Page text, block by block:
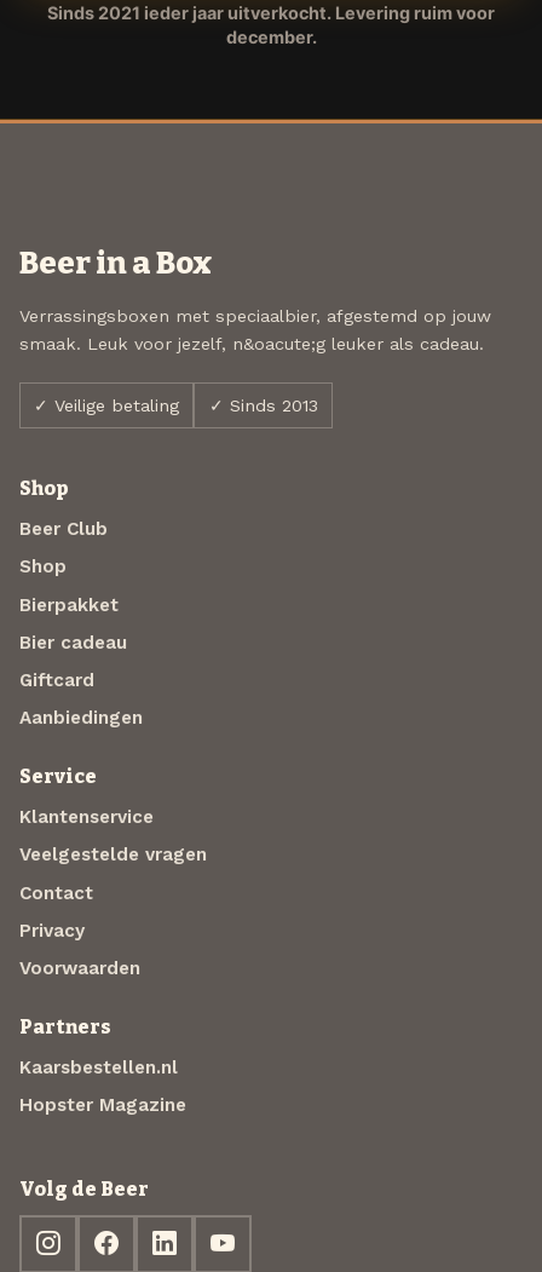
Sinds 2021 ieder jaar uitverkocht. Levering ruim voor
december.
Beer in a Box
Verrassingsboxen met speciaalbier, afgestemd op jouw
smaak. Leuk voor jezelf, n&oacute;g leuker als cadeau.
✓ Veilige betaling ✓ Sinds 2013
Shop
Beer Club
Shop
Bierpakket
Bier cadeau
Giftcard
Aanbiedingen
Service
Klantenservice
Veelgestelde vragen
Contact
Privacy
Voorwaarden
Partners
Kaarsbestellen.nl
Hopster Magazine
Volg de Beer